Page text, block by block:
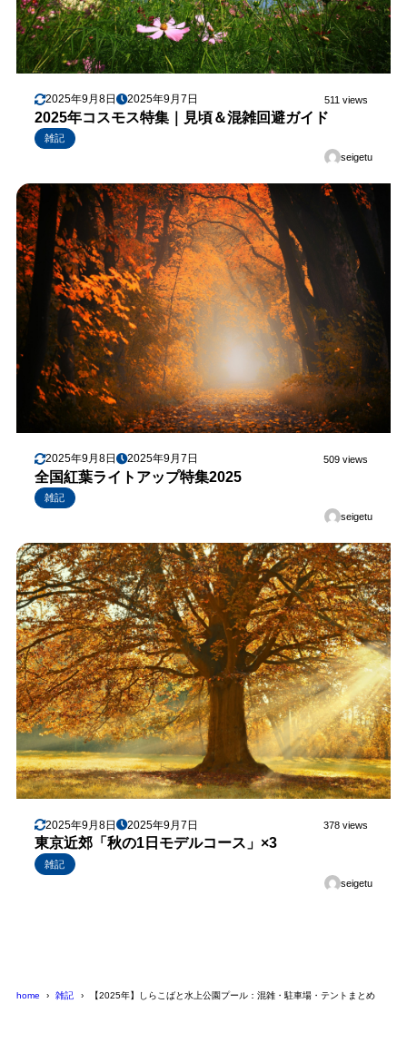
2025年9月8日 2025年9月7日 511 views
2025年コスモス特集｜見頃＆混雑回避ガイド
雑記
seigetu
2025年9月8日 2025年9月7日 509 views
全国紅葉ライトアップ特集2025
雑記
seigetu
2025年9月8日 2025年9月7日 378 views
東京近郊「秋の1日モデルコース」×3
雑記
seigetu
home 雑記 【2025年】しらこばと水上公園プール：混雑・駐車場・テントまとめ